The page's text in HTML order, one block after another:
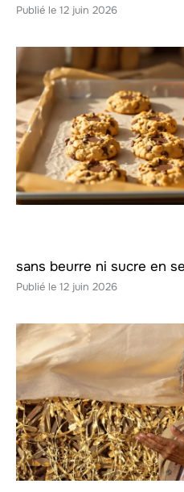
12 juin 2026
sans beurre ni sucre en
12 juin 2026